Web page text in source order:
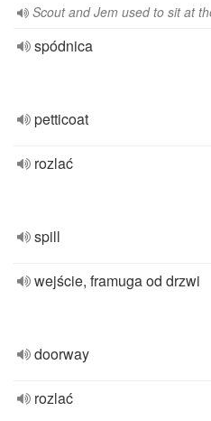
Scout and Jem used to sit at
spódnica
petticoat
rozlać
spill
wejście, framuga od drzwi
doorway
rozlać